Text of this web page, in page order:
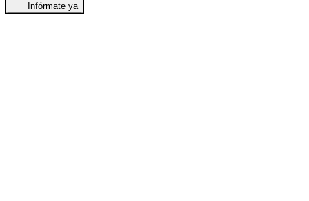
Infórmate ya